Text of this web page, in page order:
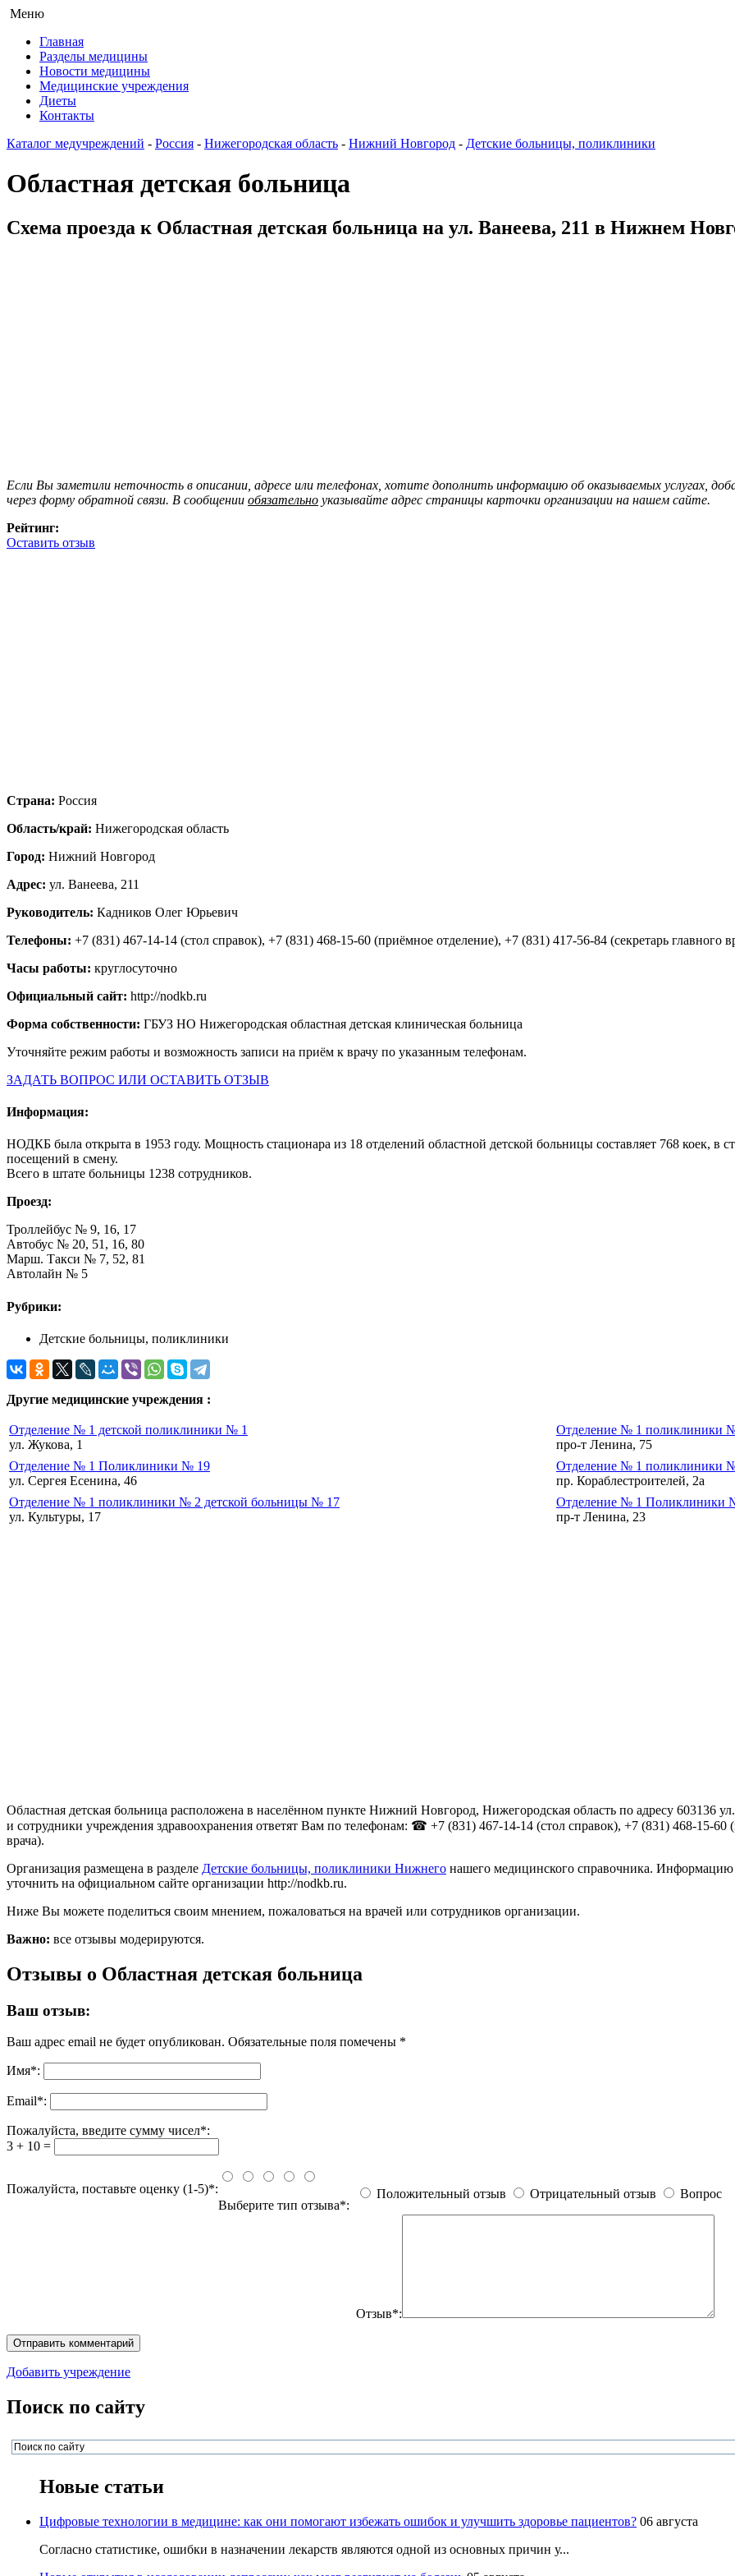
Меню
Главная
Разделы медицины
Новости медицины
Медицинские учреждения
Диеты
Контакты
Каталог медучреждений - Россия - Нижегородская область - Нижний Новгород - Детские больницы, поликлиники
Областная детская больница
Схема проезда к Областная детская больница на ул. Ванеева, 211 в Нижнем
Если Вы заметили неточность в описании, адресе или телефонах, хотите дополнить информацию об оказываемых услугах,
через форму обратной связи. В сообщении обязательно указывайте адрес страницы карточки организации на нашем сайте.
Рейтинг:
Оставить отзыв
Страна: Россия
Область/край: Нижегородская область
Город: Нижний Новгород
Адрес: ул. Ванеева, 211
Руководитель: Кадников Олег Юрьевич
Телефоны: +7 (831) 467-14-14 (стол справок), +7 (831) 468-15-60 (приёмное отделение), +7 (831) 417-56-84 (секретарь главного
Часы работы: круглосуточно
Официальный сайт: http://nodkb.ru
Форма собственности: ГБУЗ НО Нижегородская областная детская клиническая больница
Уточняйте режим работы и возможность записи на приём к врачу по указанным телефонам.
ЗАДАТЬ ВОПРОС ИЛИ ОСТАВИТЬ ОТЗЫВ
Информация:
НОДКБ была открыта в 1953 году. Мощность стационара из 18 отделений областной детской больницы составляет 768 коек, в
посещений в смену.
Всего в штате больницы 1238 сотрудников.
Проезд:
Троллейбус № 9, 16, 17
Автобус № 20, 51, 16, 80
Марш. Такси № 7, 52, 81
Автолайн № 5
Рубрики:
Детские больницы, поликлиники
Другие медицинские учреждения :
Отделение № 1 детской поликлиники № 1
ул. Жукова, 1
Отделение № 1 поликлиники
про-т Ленина, 75
Отделение № 1 Поликлиники № 19
ул. Сергея Есенина, 46
Отделение № 1 поликлиники
пр. Кораблестроителей, 2а
Отделение № 1 поликлиники № 2 детской больницы № 17
ул. Культуры, 17
Отделение № 1 Поликлиники
пр-т Ленина, 23
Областная детская больница расположена в населённом пункте Нижний Новгород, Нижегородская область по адресу 603136
и сотрудники учреждения здравоохранения ответят Вам по телефонам: ☎ +7 (831) 467-14-14 (стол справок), +7 (831) 468-15-60
врача).
Организация размещена в разделе Детские больницы, поликлиники Нижнего нашего медицинского справочника.
уточнить на официальном сайте организации http://nodkb.ru.
Ниже Вы можете поделиться своим мнением, пожаловаться на врачей или сотрудников организации.
Важно: все отзывы модерируются.
Отзывы о Областная детская больница
Ваш отзыв:
Ваш адрес email не будет опубликован. Обязательные поля помечены *
Имя*:
Email*:
Пожалуйста, введите сумму чисел*:
3 + 10 =
Пожалуйста, поставьте оценку (1-5)*:
Выберите тип отзыва*:
Положительный отзыв Отрицательный отзыв Вопрос
Отзыв*:
Добавить учреждение
Поиск по сайту
Новые статьи
Цифровые технологии в медицине: как они помогают избежать ошибок и улучшить здоровье пациентов? 06 августа
Согласно статистике, ошибки в назначении лекарств являются одной из основных причин у...